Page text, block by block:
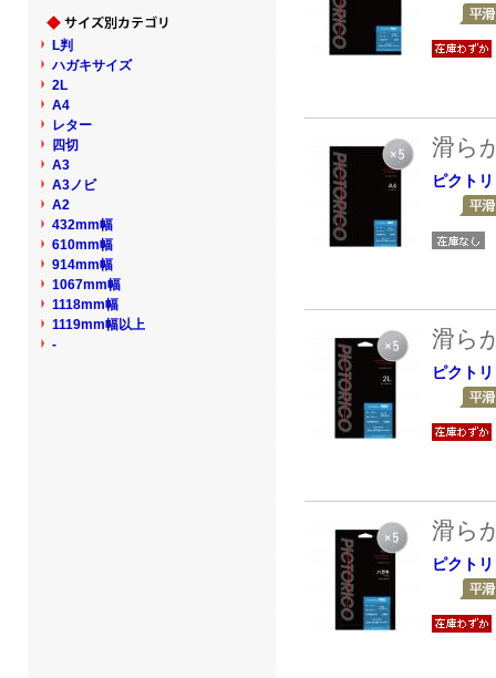
滑ら
ピクト
滑ら
ピクト
滑ら
ピクト
L判
ハガキサイズ
2L
A4
レター
四切
A3
A3ノビ
A2
432mm幅
610mm幅
914mm幅
1067mm幅
1118mm幅
1119mm幅以上
-